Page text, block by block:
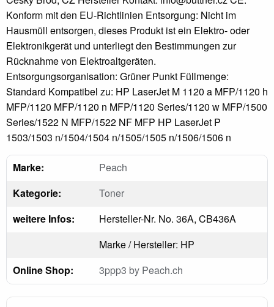
Konform mit den EU-Richtlinien Entsorgung: Nicht im
Hausmüll entsorgen, dieses Produkt ist ein Elektro- oder
Elektronikgerät und unterliegt den Bestimmungen zur
Rücknahme von Elektroaltgeräten.
Entsorgungsorganisation: Grüner Punkt Füllmenge:
Standard Kompatibel zu: HP LaserJet M 1120 a MFP/1120 h
MFP/1120 MFP/1120 n MFP/1120 Series/1120 w MFP/1500
Series/1522 N MFP/1522 NF MFP HP LaserJet P
1503/1503 n/1504/1504 n/1505/1505 n/1506/1506 n
Marke:
Peach
Kategorie:
Toner
weitere Infos:
Hersteller-Nr. No. 36A, CB436A
Marke / Hersteller: HP
Online Shop:
3ppp3 by Peach.ch